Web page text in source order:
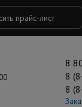
прайс-лист
8
8
8